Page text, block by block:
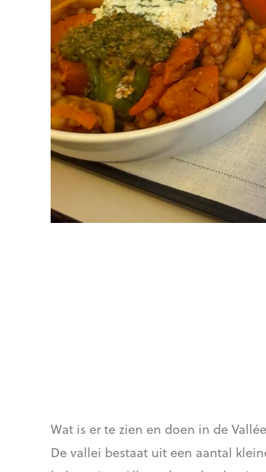
Wat is er te zien en doen in de
De vallei bestaat uit een aantal